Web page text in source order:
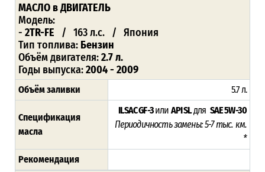
МАСЛО в ДВИГАТЕЛЬ
Модель:
- 2TR-FE / 163 л.с. / Япония
Тип топлива: Бензин
Объём двигателя:2.7 л.
Годы выпуска:2004 - 2009
Объём заливки 5.7 л.
Спецификация
масла
ILSAC GF-3или API SLдля SAE 5W-30
Периодичность замены: 5-7 тыс. км.
*
Рекомендация